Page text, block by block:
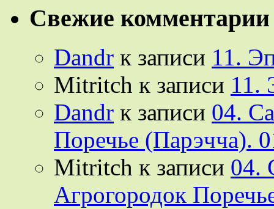
Свежие комментарии
Dandr к записи 11.
Mitritch к записи 11.
Dandr к записи 04.
Поречье (Парэчча).
Mitritch к записи 04.
Агрогородок